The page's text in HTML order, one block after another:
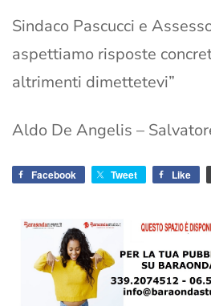
Sindaco Pascucci e
aspettiamo risposte
altrimenti dimettetevi”
Aldo De Angelis –
Facebook Tweet Like